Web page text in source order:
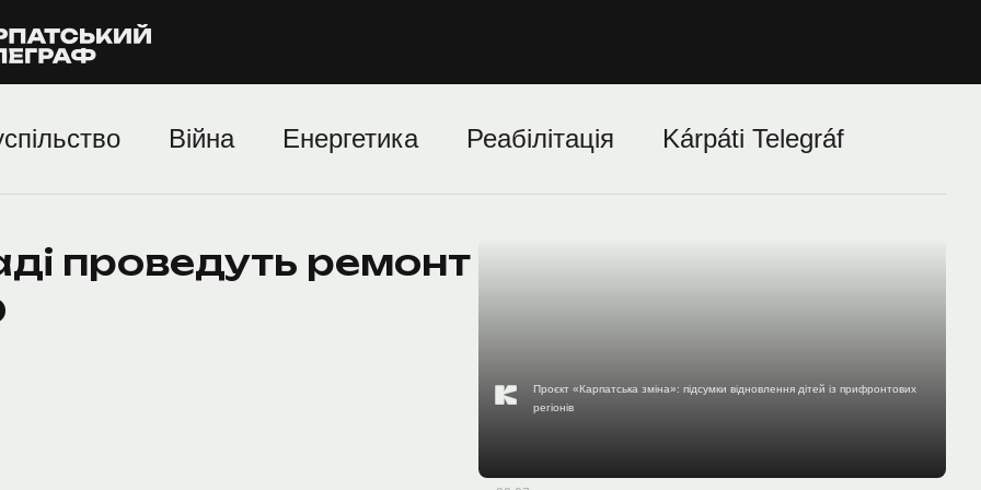
Війна Енергетика Реабілітація Kárpáti Telegráf
проведуть ремонт
Проєкт «Карпатська зміна»: підсумки відновлення дітей із прифронтових
регіонів